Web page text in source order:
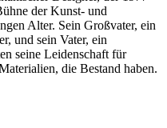
der Kunst- und
Alter. Sein Großvater, ein
und sein Vater, ein
seine Leidenschaft für
die Bestand haben.